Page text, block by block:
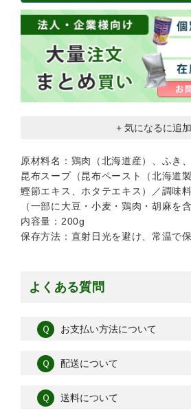
+ 気になるに追加
原材料名：鶏肉（北海道産）、ふき
昆布スープ（昆布ペースト（北海道
鰹節エキス、ホタテエキス）／調味
（一部に大豆・小麦・鶏肉・胡麻を含
内容量：200g
保存方法：直射日光を避け、常温で
よくある質問
Ｑ お支払い方法について
Ｑ 配送について
Ｑ 送料について